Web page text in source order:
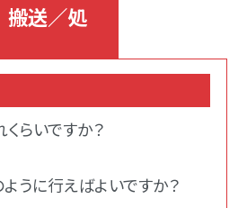
送／処
らいですか？
うに行えばよいですか？